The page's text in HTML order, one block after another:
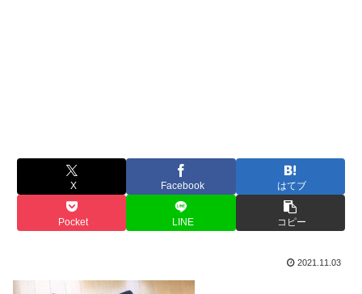
X Facebook はてブ
Pocket LINE コピー
2021.11.03